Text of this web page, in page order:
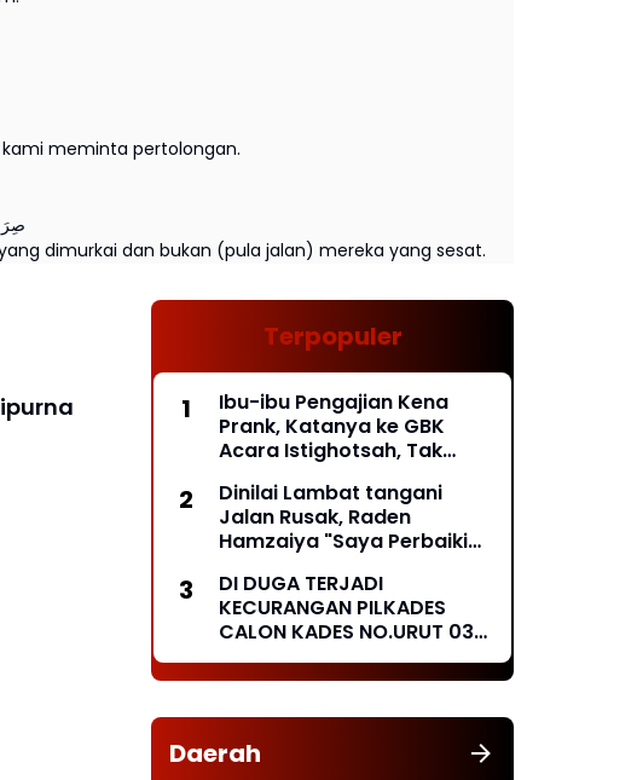
kami meminta pertolongan.
dimurkai dan bukan (pula jalan) mereka yang sesat.
Terpopuler
Ibu-ibu Pengajian Kena
Prank, Katanya ke GBK
Acara Istighotsah, Tak
Jokowi, Mau Pulang Pintu
Exit Ditutup*
Dinilai Lambat tangani
Jalan Rusak, Raden
Hamzaiya "Saya Perbaiki
Masyarakat "
DI DUGA TERJADI
KECURANGAN PILKADES
CALON KADES NO.URUT 03
MENGGUGAT
Daerah